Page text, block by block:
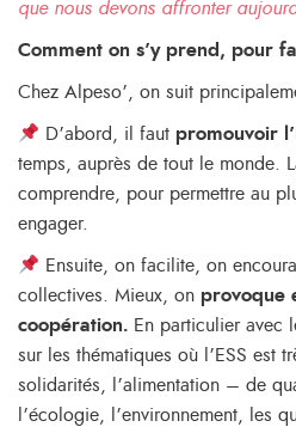
que nous devons affronter
Comment on s’y prend, pour
Chez Alpeso’, on suit
D’abord, il faut promouvoir
temps, auprès de tout le monde.
comprendre, pour permettre au
engager.
Ensuite, on facilite, on
collectives. Mieux, on provoque
coopération. En particulier avec
sur les thématiques où l’ESS est
solidarités, l’alimentation – de
l’écologie, l’environnement, les